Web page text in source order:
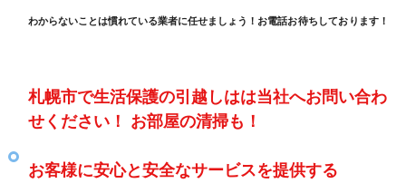
わからないことは慣れている業者に任せましょう！ お電話お待ちしております！
札幌市で生活保護の引越しはは当社へお問い合わ
せください！ お部屋の清掃も！
お客様に安心と安全なサービスを提供する